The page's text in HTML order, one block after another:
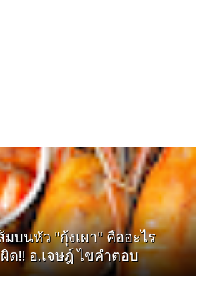
บนหัว "กุ้งเผา" คืออะไร
ด!! อ.เจษฎ์ ไขคำตอบ